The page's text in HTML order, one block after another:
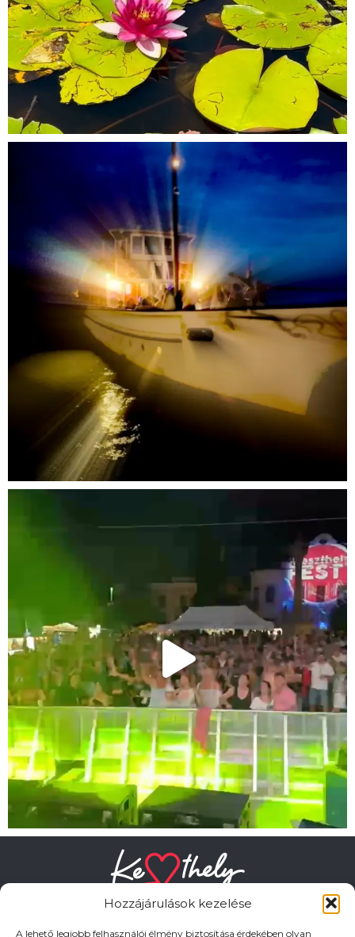
Hozzájárulások kezelése
A lehető legjobb felhasználói élmény biztosítása érdekében olyan